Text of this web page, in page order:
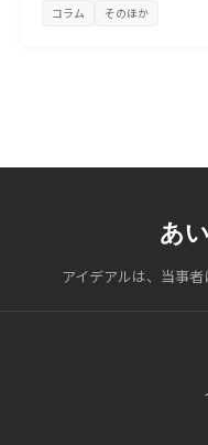
コラム そのほか
あ
アイデアルは、当事者